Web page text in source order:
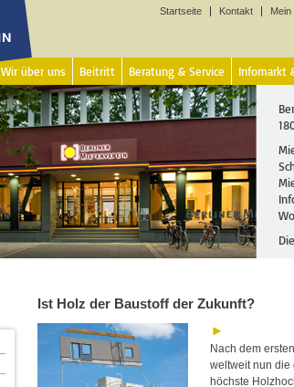
Startseite Kontakt Mein
Wir über uns Beitritt Beratung & Service Infomarkt
Ist Holz der Baustoff der Zukunft?
Nach dem
weltweit nun
höchste